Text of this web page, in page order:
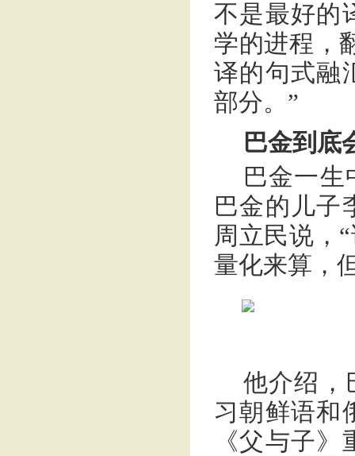
不是最好的
学的进程，
译的句式融
部分。”
巴金到底
巴金一
巴金的儿子
周立民说，
量化来算，
他介绍，
习朝鲜语和
《父与子